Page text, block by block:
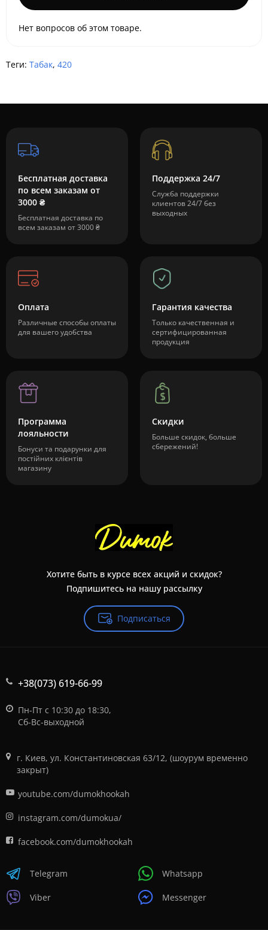
Нет вопросов об этом товаре.
Теги: Табак, 420
Бесплатная доставка
по всем заказам от
3000 ₴
Бесплатная доставка по
всем заказам от 3000 ₴
Поддержка 24/7
Служба поддержки
клиентов 24/7 без
выходных
Оплата
Различные способы оплаты
для вашего удобства
Гарантия качества
Только качественная и
сертифицированная
продукция
Программа
лояльности
Бонуси та подарунки для
постійних клієнтів
магазину
Скидки
Больше скидок, больше
сбережений!
Хотите быть в курсе всех акций и скидок?
Подпишитесь на нашу рассылку
Подписаться
+38(073) 619-66-99
Пн-Пт с 10:30 до 18:30,
Сб-Вс-выходной
г. Киев, ул. Константиновская 63/12, (шоурум временно
закрыт)
youtube.com/dumokhookah
instagram.com/dumokua/
facebook.com/dumokhookah
Telegram
Viber
Whatsapp
Messenger